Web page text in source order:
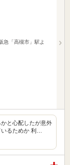
急「高槻市」駅よ
と心配したが意外
るためか 利…